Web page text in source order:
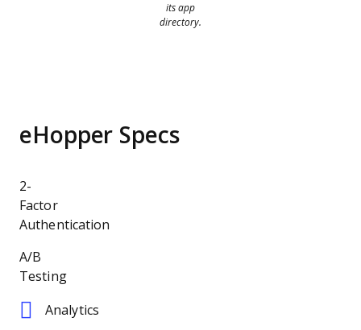
its app
directory.
eHopper Specs
2-
Factor
Authentication
A/B
Testing
Analytics